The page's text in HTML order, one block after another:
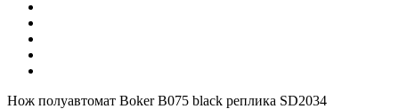
Нож полуавтомат Boker B075 black реплика SD2034